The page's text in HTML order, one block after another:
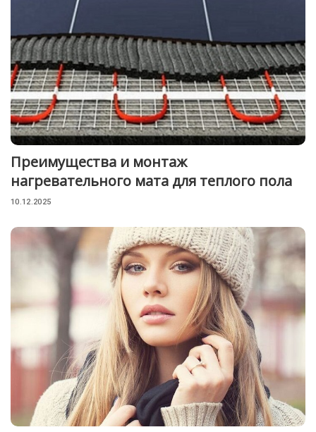
Преимущества и монтаж
нагревательного мата для теплого пола
10.12.2025